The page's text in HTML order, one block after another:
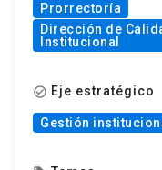
Prorrectoría
Dirección de
Institucional
check_circle_outline Eje estratégico
Gestión